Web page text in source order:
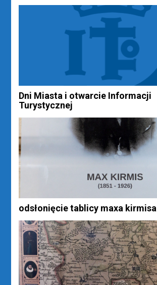
Dni Miasta i otwarcie Informacji
Turystycznej
odsłonięcie tablicy maxa kirmisa